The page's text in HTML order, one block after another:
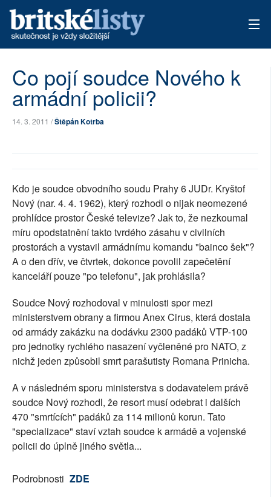
TÉMATA
Co pojí soudce Nového k
armádní policii?
14. 3. 2011 /Štěpán Kotrba
Kdo je soudce obvodního soudu Prahy 6 JUDr. Kryštof
Nový (nar. 4. 4. 1962), který rozhodl o nijak neomezené
prohlídce prostor České televize? Jak to, že nezkoumal
míru opodstatnění takto tvrdého zásahu v civilních
prostorách a vystavil armádnímu komandu "bainco šek"?
A o den dřív, ve čtvrtek, dokonce povolil zapečetění
kanceláří pouze "po telefonu", jak prohlásila?
Soudce Nový rozhodoval v minulosti spor mezi
ministerstvem obrany a firmou Anex Cirus, která dostala
od armády zakázku na dodávku 2300 padáků VTP-100
pro jednotky rychlého nasazení vyčleněné pro NATO, z
nichž jeden způsobil smrt parašutisty Romana Prinicha.
A v následném sporu ministerstva s dodavatelem právě
soudce Nový rozhodl, že resort musí odebrat i dalších
470 "smrtících" padáků za 114 milionů korun. Tato
"specializace" staví vztah soudce k armádě a vojenské
policii do úplně jiného světla...
Podrobnosti ZDE